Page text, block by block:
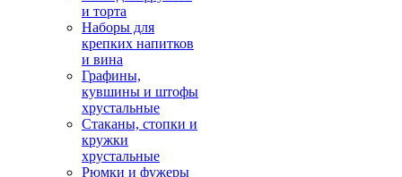
и торта
Наборы для
крепких напитков
и вина
Графины,
кувшины и штофы
хрустальные
Стаканы, стопки и
кружки
хрустальные
Рюмки и фужеры